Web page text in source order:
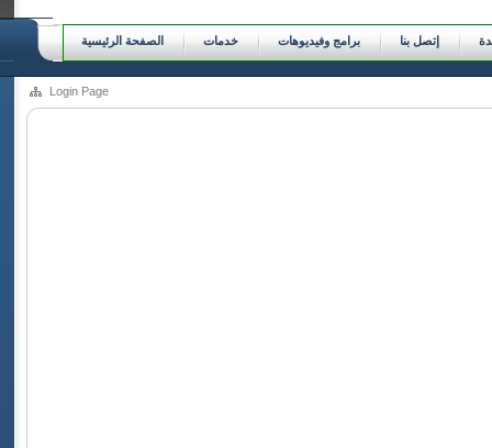
الصفحة الرئيسية خدمات برامج وفيديوهات إتصل بنا
Login Page